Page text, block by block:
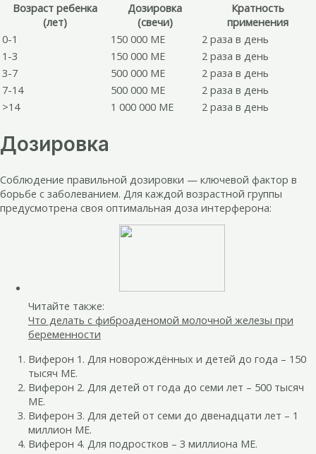
Возраст ребенка
(лет)
Дозировка
(свечи)
Кратность
применения
0-1
150 000 МЕ
2 раза в день
1-3
150 000 МЕ
2 раза в день
3-7
500 000 МЕ
2 раза в день
7-14
500 000 МЕ
2 раза в день
>14
1 000 000 МЕ 2 раза в день
Дозировка
Соблюдение правильной дозировки — ключевой фактор в
борьбе с заболеванием. Для каждой возрастной группы
предусмотрена своя оптимальная доза интерферона:
Читайте также:
Что делать с фиброаденомой молочной железы при
беременности
Виферон 1. Для новорождённых и детей до года – 150
тысяч МЕ.
Виферон 2. Для детей от года до семи лет – 500 тысяч
МЕ.
Виферон 3. Для детей от семи до двенадцати лет – 1
миллион МЕ.
Виферон 4. Для подростков – 3 миллиона МЕ.